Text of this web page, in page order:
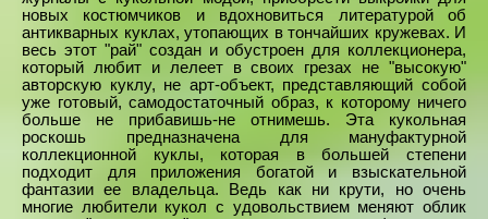
новых костюмчиков и вдохновиться литературой об
антикварных куклах, утопающих в тончайших кружевах. И
весь этот "рай" создан и обустроен для коллекционера,
который любит и лелеет в своих грезах не "высокую"
авторскую куклу, не арт-объект, представляющий собой
уже готовый, самодостаточный образ, к которому ничего
больше не прибавишь-не отнимешь. Эта кукольная
роскошь предназначена для мануфактурной
коллекционной куклы, которая в большей степени
подходит для приложения богатой и взыскательной
фантазии ее владельца. Ведь как ни крути, но очень
многие любители кукол с удовольствием меняют облик